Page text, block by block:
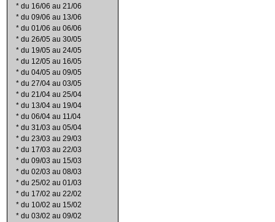
* du 16/06 au 21/06
* du 09/06 au 13/06
* du 01/06 au 06/06
* du 26/05 au 30/05
* du 19/05 au 24/05
* du 12/05 au 16/05
* du 04/05 au 09/05
* du 27/04 au 03/05
* du 21/04 au 25/04
* du 13/04 au 19/04
* du 06/04 au 11/04
* du 31/03 au 05/04
* du 23/03 au 29/03
* du 17/03 au 22/03
* du 09/03 au 15/03
* du 02/03 au 08/03
* du 25/02 au 01/03
* du 17/02 au 22/02
* du 10/02 au 15/02
* du 03/02 au 09/02